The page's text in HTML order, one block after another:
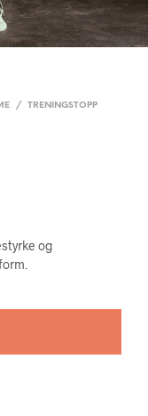
/
TRENINGSTOPP
og